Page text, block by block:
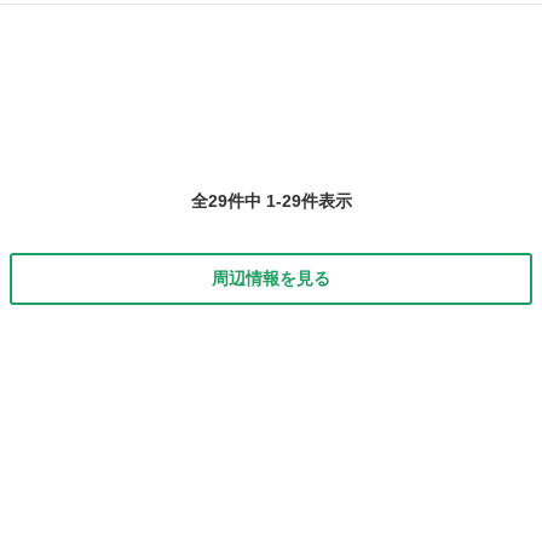
ター前にある、 レストルーム部分を借り切っての、開催です！
全29件中 1-29件表示
周辺情報を見る